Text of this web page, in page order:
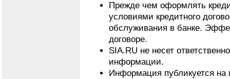
Прежде чем оформлять
условиями кредитного
обслуживания в банке.
договоре.
SIA.RU не несет
информации.
Информация публикуется на